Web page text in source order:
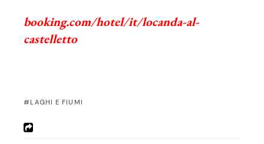
booking.com/hotel/it/locanda-al-
castelletto
LAGHI E FIUMI